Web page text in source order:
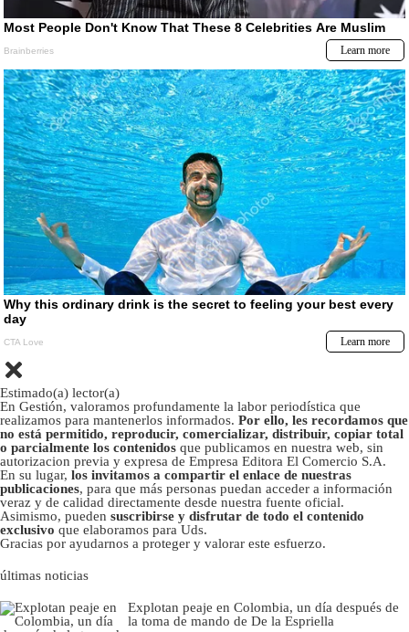
Estimado(a) lector(a)
En Gestión, valoramos profundamente la labor periodística que
realizamos para mantenerlos informados. Por ello, les recordamos que
no está permitido, reproducir, comercializar, distribuir, copiar total
o parcialmente los contenidos que publicamos en nuestra web, sin
autorizacion previa y expresa de Empresa Editora El Comercio S.A.
En su lugar, los invitamos a compartir el enlace de nuestras
publicaciones, para que más personas puedan acceder a información
veraz y de calidad directamente desde nuestra fuente oficial.
Asimismo, pueden suscribirse y disfrutar de todo el contenido
exclusivo que elaboramos para Uds.
Gracias por ayudarnos a proteger y valorar este esfuerzo.
últimas noticias
Explotan peaje en Colombia, un día después de
la toma de mando de De la Espriella